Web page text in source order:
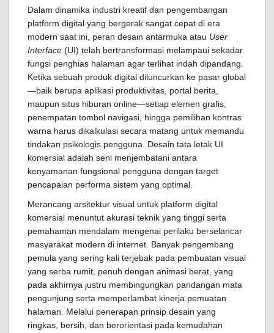
Dalam dinamika industri kreatif dan pengembangan
platform digital yang bergerak sangat cepat di era
modern saat ini, peran desain antarmuka atau User
Interface (UI) telah bertransformasi melampaui sekadar
fungsi penghias halaman agar terlihat indah dipandang.
Ketika sebuah produk digital diluncurkan ke pasar global
—baik berupa aplikasi produktivitas, portal berita,
maupun situs hiburan online—setiap elemen grafis,
penempatan tombol navigasi, hingga pemilihan kontras
warna harus dikalkulasi secara matang untuk memandu
tindakan psikologis pengguna. Desain tata letak UI
komersial adalah seni menjembatani antara
kenyamanan fungsional pengguna dengan target
pencapaian performa sistem yang optimal.
Merancang arsitektur visual untuk platform digital
komersial menuntut akurasi teknik yang tinggi serta
pemahaman mendalam mengenai perilaku berselancar
masyarakat modern di internet. Banyak pengembang
pemula yang sering kali terjebak pada pembuatan visual
yang serba rumit, penuh dengan animasi berat, yang
pada akhirnya justru membingungkan pandangan mata
pengunjung serta memperlambat kinerja pemuatan
halaman. Melalui penerapan prinsip desain yang
ringkas, bersih, dan berorientasi pada kemudahan